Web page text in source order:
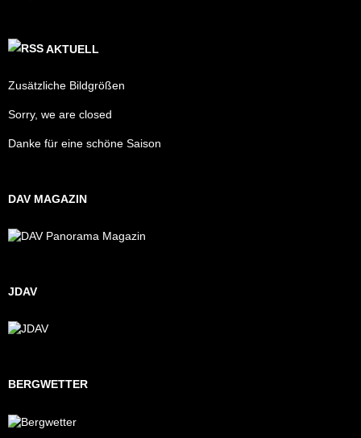
AKTUELL
Zusätzliche Bildgrößen
Sorry, we are closed
Danke für eine schöne Saison
DAV MAGAZIN
JDAV
BERGWETTER